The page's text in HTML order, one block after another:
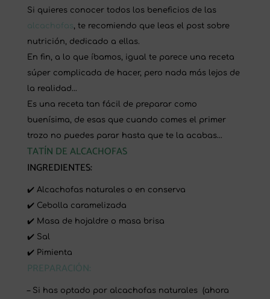
Si quieres conocer todos los beneficios de las
alcachofas , te recomiendo que leas el post sobre
nutrición, dedicado a ellas.
En fin, a lo que íbamos, igual te parece una receta
súper complicada de hacer, pero nada más lejos de
la realidad…
Es una receta tan fácil de preparar como
buenísima, de esas que cuando comes el primer
trozo no puedes parar hasta que te la acabas…
TATÍN DE ALCACHOFAS
INGREDIENTES:
✔️ Alcachofas naturales o en conserva
✔️ Cebolla caramelizada
✔️ Masa de hojaldre o masa brisa
✔️ Sal
✔️ Pimienta
PREPARACIÓN:
– Si has optado por alcachofas naturales (ahora